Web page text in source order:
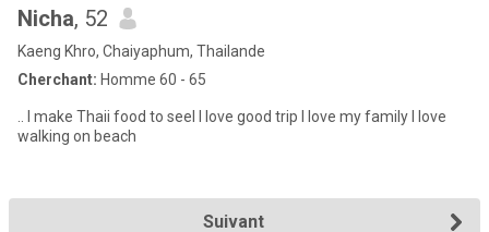
Nicha, 52
Kaeng Khro, Chaiyaphum, Thailande
Cherchant: Homme 60 - 65
.. I make Thaii food to seel I love good trip I love my family I love
walking on beach
Suivant